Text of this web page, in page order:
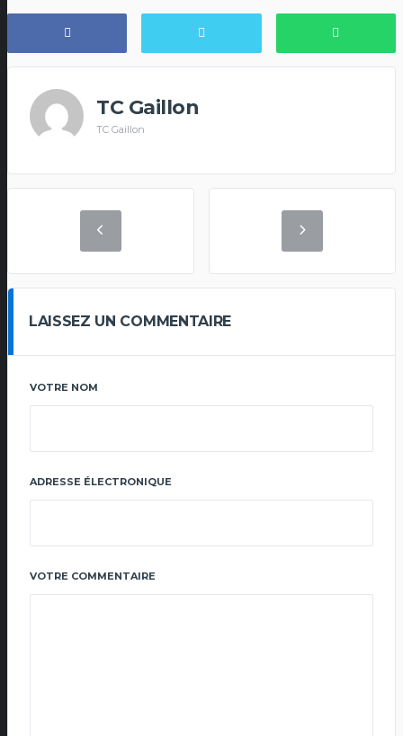
TC Gaillon
TC Gaillon
LAISSEZ UN COMMENTAIRE
VOTRE NOM
ADRESSE ÉLECTRONIQUE
VOTRE COMMENTAIRE